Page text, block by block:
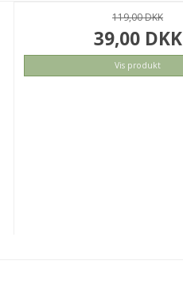
119,00 DKK
39,00 DKK
Vis produkt